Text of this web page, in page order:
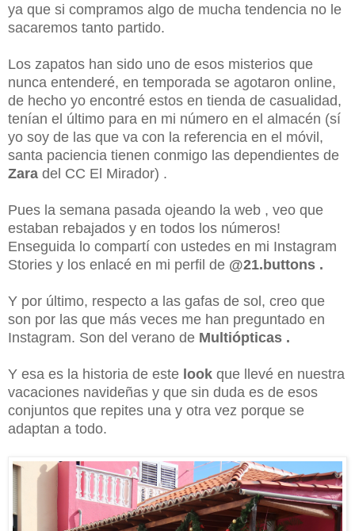
ya que si compramos algo de mucha tendencia no le
sacaremos tanto partido.
Los zapatos han sido uno de esos misterios que
nunca entenderé, en temporada se agotaron online,
de hecho yo encontré estos en tienda de casualidad,
tenían el último para en mi número en el almacén (sí
yo soy de las que va con la referencia en el móvil,
santa paciencia tienen conmigo las dependientes de
Zara del CC El Mirador) .
Pues la semana pasada ojeando la web , veo que
estaban rebajados y en todos los números!
Enseguida lo compartí con ustedes en mi Instagram
Stories y los enlacé en mi perfil de @21.buttons .
Y por último, respecto a las gafas de sol, creo que
son por las que más veces me han preguntado en
Instagram. Son del verano de Multiópticas .
Y esa es la historia de este look que llevé en nuestra
vacaciones navideñas y que sin duda es de esos
conjuntos que repites una y otra vez porque se
adaptan a todo.